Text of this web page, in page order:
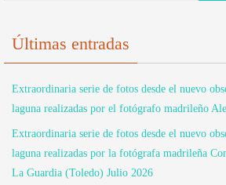
Últimas entradas
Extraordinaria serie de fotos desde el nuevo
laguna realizadas por el fotógrafo madrileño
Extraordinaria serie de fotos desde el nuevo
laguna realizadas por la fotógrafa madrileña
La Guardia (Toledo) Julio 2026